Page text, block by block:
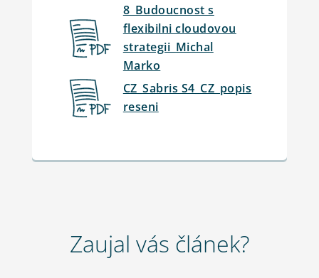
8_Budoucnost s
flexibilni cloudovou
strategii_Michal
Marko
CZ_Sabris S4_CZ_popis
reseni
Zaujal vás článek?